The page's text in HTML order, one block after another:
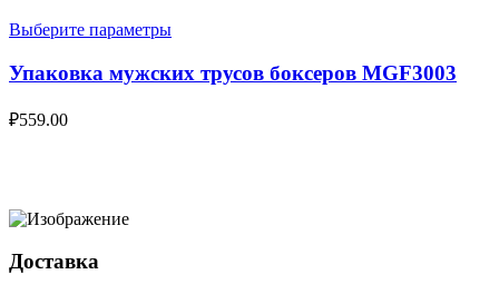
Выберите параметры
Упаковка мужских трусов боксеров MGF3003
₽559.00
Доставка